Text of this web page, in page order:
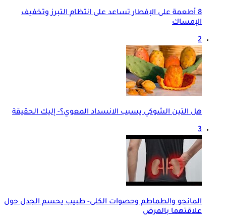
8 أطعمة على الإفطار تساعد على انتظام التبرز وتخفيف
الإمساك
2
هل التين الشوكي يسبب الانسداد المعوي؟- إليك الحقيقة
3
المانجو والطماطم وحصوات الكلى- طبيب يحسم الجدل حول
علاقتهما بالمرض